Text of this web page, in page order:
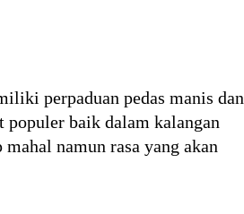
perpaduan pedas manis dan
populer baik dalam kalangan
namun rasa yang akan